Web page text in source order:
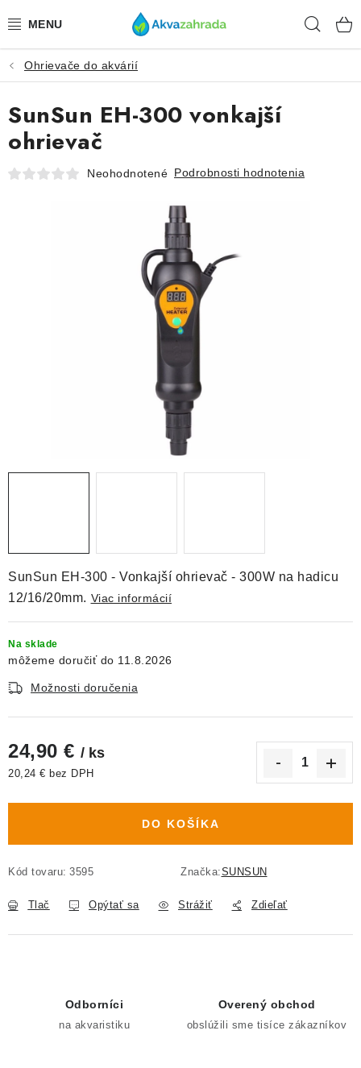
na
TECHNIKA
HNOJIVÁ
VODA
Ohrievače do akvárií
SunSun EH-300 - Vonkajší ohrievač - 300W na hadicu
12/16/20mm. Viac informácií
Na sklade
11.8.2026
Možnosti doručenia
24,90 € / ks
20,24 € bez DPH
DO KOŠÍKA
Kód tovaru: 3595 Značka:SUNSUN
Tlač Opýtať sa Strážiť Zdieľať
SunSun EH-300 vonkajší
ohrievač
Neohodnotené Podrobnosti hodnotenia
Odborníci
na akvaristiku
Overený obchod
obslúžili sme tisíce zákazníkov